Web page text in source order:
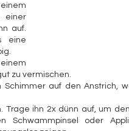
einer
auf.
eine
einem
zu vermischen.
auf den Anstrich,
ihn 2x dünn auf, um
oder